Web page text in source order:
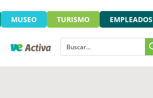
MUSEO TURISMO EMPLEADOS